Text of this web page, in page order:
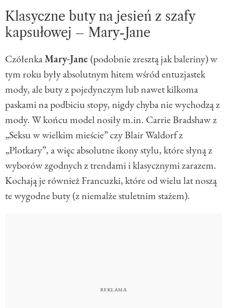
Klasyczne buty na jesień z szafy
kapsułowej – Mary-Jane
CzółenkaMary-Jane(podobnie zresztą jak baleriny) w
tym roku były absolutnym hitem wśród entuzjastek
mody, ale buty z pojedynczym lub nawet kilkoma
paskami na podbiciu stopy, nigdy chyba nie wychodzą z
mody. W końcu model nosiły m.in. Carrie Bradshaw z
„Seksu w wielkim mieście” czy Blair Waldorf z
„Plotkary”, a więc absolutne ikony stylu, które słyną z
wyborów zgodnych z trendami i klasycznymi zarazem.
Kochają je również Francuzki, które od wielu lat noszą
te wygodne buty (z niemalże stuletnim stażem).